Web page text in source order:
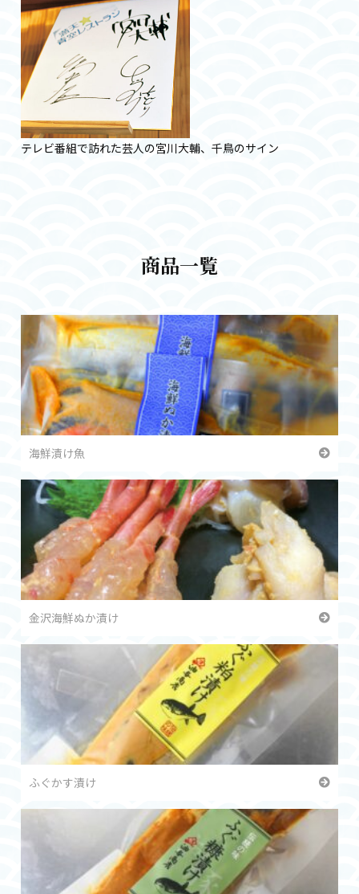
テレビ番組で訪れた芸人の宮川大輔、千鳥のサイン
商品一覧
海鮮漬け魚
金沢海鮮ぬか漬け
ふぐかす漬け